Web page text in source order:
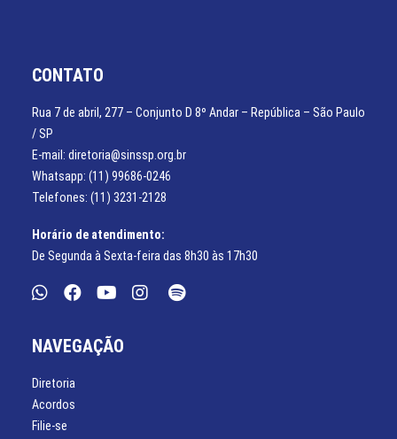
CONTATO
Rua 7 de abril, 277 – Conjunto D 8º Andar – República – São Paulo
/ SP
E-mail: diretoria@sinssp.org.br
Whatsapp: (11) 99686-0246
Telefones: (11) 3231-2128
Horário de atendimento:
De Segunda à Sexta-feira das 8h30 às 17h30
NAVEGAÇÃO
Diretoria
Acordos
Filie-se